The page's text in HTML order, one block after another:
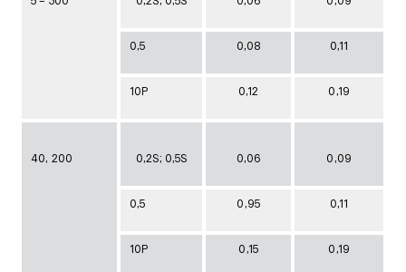
0,5 0,08 0,11
10Р 0,12 0,19
40, 200 0,2S; 0,5S 0,06 0,09
0,5 0,95 0,11
10Р 0,15 0,19